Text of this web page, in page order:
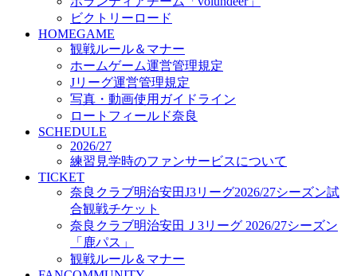
2026/27ファンコミュニティ
サポートショップ
GOODS
オフィシャルストア（実店舗）
オンラインストア
ACADEMY
アカデミーについて
プロジェクト
コーチ&スタッフ
ジュニア
ジュニアユース
ユース
練習拠点（ナラディーア）
SCHOOL
2026/27 パートナー企業
パートナー募集
ビクトリーロード
HOMEGAME
観戦ルール＆マナー
ホームゲーム運営管理規定
Jリーグ運営管理規定
写真・動画使用ガイドライン
ロートフィールド奈良
SCHEDULE
2026/27
練習見学時のファンサービスについて
TICKET
奈良クラブ明治安田J3リーグ2026/27シーズン試
合観戦チケット
奈良クラブ明治安田Ｊ3リーグ 2026/27シーズン
「鹿パス」
観戦ルール＆マナー